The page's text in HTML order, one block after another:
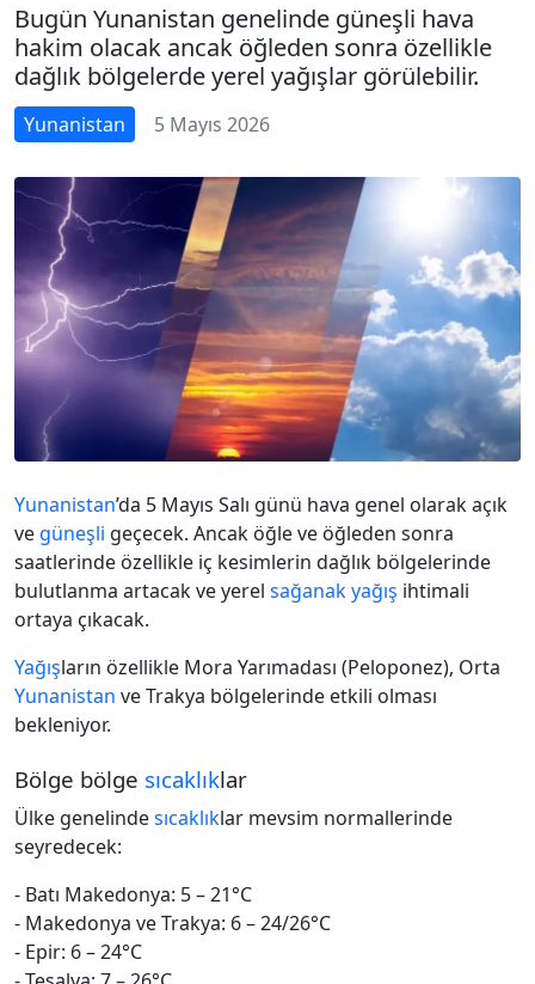
Bugün Yunanistan genelinde güneşli hava
hakim olacak ancak öğleden sonra özellikle
dağlık bölgelerde yerel yağışlar görülebilir.
Yunanistan 5 Mayıs 2026
Yunanistan’da 5 Mayıs Salı günü hava genel olarak açık
ve güneşli geçecek. Ancak öğle ve öğleden sonra
saatlerinde özellikle iç kesimlerin dağlık bölgelerinde
bulutlanma artacak ve yerel sağanakyağış ihtimali
ortaya çıkacak.
Yağışların özellikle Mora Yarımadası (Peloponez), Orta
Yunanistan ve Trakya bölgelerinde etkili olması
bekleniyor.
Bölge bölge sıcaklıklar
Ülke genelindesıcaklıklar mevsim normallerinde
seyredecek:
- Batı Makedonya: 5 – 21°C
- Makedonya ve Trakya: 6 – 24/26°C
- Epir: 6 – 24°C